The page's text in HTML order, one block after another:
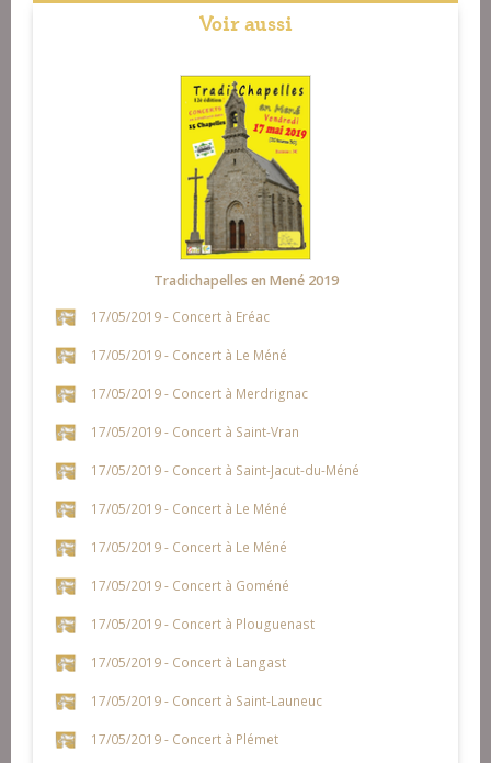
Voir aussi
Tradichapelles en Mené 2019
17/05/2019 - Concert à Eréac
17/05/2019 - Concert à Le Méné
17/05/2019 - Concert à Merdrignac
17/05/2019 - Concert à Saint-Vran
17/05/2019 - Concert à Saint-Jacut-du-Méné
17/05/2019 - Concert à Le Méné
17/05/2019 - Concert à Le Méné
17/05/2019 - Concert à Goméné
17/05/2019 - Concert à Plouguenast
17/05/2019 - Concert à Langast
17/05/2019 - Concert à Saint-Launeuc
17/05/2019 - Concert à Plémet